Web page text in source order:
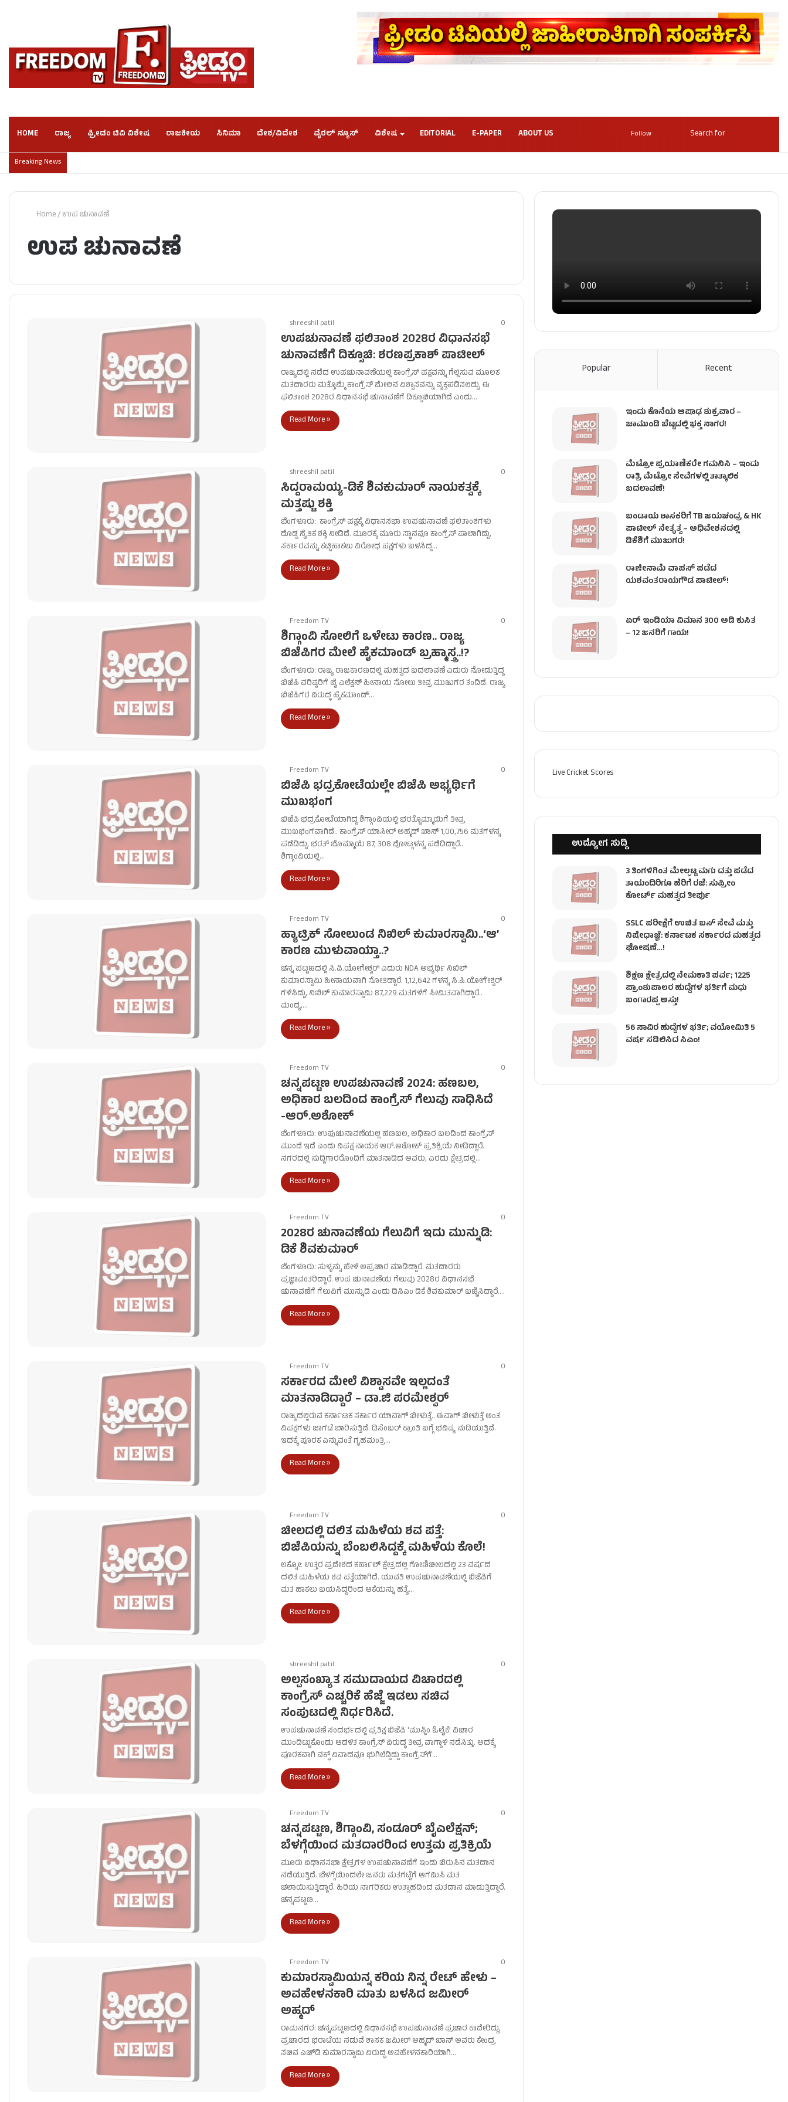
HOME ರಾಜ್ಯ ಫ್ರೀಡಂ ಟಿವಿ ವಿಶೇಷ ರಾಜಕೀಯ ಸಿನಿಮಾ ದೇಶ/ವಿದೇಶ ವೈರಲ್ ನ್ಯೂಸ್ ವಿಶೇಷ EDITORIAL E-PAPER ABOUT US Follow
Breaking News
Home/ಉಪ ಚುನಾವಣೆ
ಉಪ ಚುನಾವಣೆ
shreeshil patil 0
ಉಪಚುನಾವಣೆ ಫಲಿತಾಂಶ 2028ರ ವಿಧಾನಸಭೆ
ಚುನಾವಣೆಗೆ ದಿಕ್ಸೂಚಿ: ಶರಣಪ್ರಕಾಶ್ ಪಾಟೀಲ್
ರಾಜ್ಯದಲ್ಲಿ ನಡೆದ ಉಪಚುನಾವಣೆಯಲ್ಲಿ ಕಾಂಗ್ರೆಸ್ ಪಕ್ಷವನ್ನು ಗೆಲ್ಲಿಸುವ ಮೂಲಕ
ಮತದಾರರು ಮತ್ತೊಮ್ಮೆ ಕಾಂಗ್ರೆಸ್ ಮೇಲಿನ ವಿಶ್ವಾಸವನ್ನು ವ್ಯಕ್ತಪಡಿಸಲಿದ್ದು, ಈ
ಫಲಿತಾಂಶ 2028ರ ವಿಧಾನಸಭೆ ಚುನಾವಣೆಗೆ ದಿಕ್ಸೂಚಿಯಾಗಿದೆ ಎಂದು…
Read More »
shreeshil patil 0
ಸಿದ್ದರಾಮಯ್ಯ-ಡಿಕೆ ಶಿವಕುಮಾರ್ ನಾಯಕತ್ವಕ್ಕೆ
ಮತ್ತಷ್ಟು ಶಕ್ತಿ
ಬೆಂಗಳೂರು: ಕಾಂಗ್ರೆಸ್ ಪಕ್ಷಕ್ಕೆ ವಿಧಾನಸಭಾ ಉಪಚುನಾವಣೆ ಫಲಿತಾಂಶಗಳು
ದೊಡ್ಡ ನೈತಿಕ ಶಕ್ತಿ ನೀಡಿದೆ. ಮೂರಕ್ಕೆ ಮೂರು ಸ್ಥಾನವೂ ಕಾಂಗ್ರೆಸ್ ಪಾಲಾಗಿದ್ದು,
ಸರ್ಕಾರವನ್ನು ಕಟ್ಟಿಹಾಕಲು ವಿರೋಧ ಪಕ್ಷಗಳು ಬಳಸಿದ್ದ…
Read More »
Freedom TV 0
ಶಿಗ್ಗಾಂವಿ ಸೋಲಿಗೆ ಒಳೇಟು ಕಾರಣ.. ರಾಜ್ಯ
ಬಿಜೆಪಿಗರ ಮೇಲೆ ಹೈಕಮಾಂಡ್ ಬ್ರಹ್ಮಾಸ್ತ್ರ..!?
ಬೆಂಗಳೂರು: ರಾಜ್ಯ ರಾಜಕಾರಣದಲ್ಲಿ ಮಹತ್ವದ ಬದಲಾವಣೆ ಎದುರು ನೋಡುತ್ತಿದ್ದ
ಬಿಜೆಪಿ ವರಿಷ್ಠರಿಗೆ ಬೈ ಎಲೆಕ್ಷನ್ ಹೀನಾಯ ಸೋಲು ತೀವ್ರ ಮುಜುಗರ ತಂದಿದೆ. ರಾಜ್ಯ
ಬಿಜೆಪಿಗರ ವಿರುದ್ಧ ಹೈಕಮಾಂಡ್…
Read More »
Freedom TV 0
ಬಿಜೆಪಿ ಭದ್ರಕೋಟೆಯಲ್ಲೇ ಬಿಜೆಪಿ ಅಭ್ಯರ್ಥಿಗೆ
ಮುಖಭಂಗ
ಬಿಜೆಪಿ ಭದ್ರಕೋಟೆಯಾಗಿದ್ದ ಶಿಗ್ಗಾಂವಿಯಲ್ಲಿ ಭರತ್ಬೊಮ್ಮಾಯಿಗೆ ತೀವ್ರ
ಮುಖಭಂಗವಾಗಿದೆ.. ಕಾಂಗ್ರೆಸ್ ಯಾಸೀರ್ ಅಹ್ಮದ್ ಖಾನ್ 1,00,756 ಮತಗಳನ್ನ
ಪಡೆದಿದ್ದು, ಭರತ್ ಬೊಮ್ಮಾಯಿ 87, 308 ವೋಟ್ಗಳನ್ನ ಪಡೆದಿದ್ದಾರೆ..
ಶಿಗ್ಗಾಂವಿಯಲ್ಲಿ…
Read More »
Freedom TV 0
ಹ್ಯಾಟ್ರಿಕ್ ಸೋಲುಂಡ ನಿಖಿಲ್ ಕುಮಾರಸ್ವಾಮಿ..‘ಆ’
ಕಾರಣ ಮುಳುವಾಯ್ತಾ..?
ಚನ್ನ ಪಟ್ಟಣದಲ್ಲಿ ಸಿ.ಪಿ.ಯೋಗೇಶ್ವರ್ ಎದುರು NDA ಅಭ್ಯರ್ಥಿ ನಿಖಿಲ್
ಕುಮಾರಸ್ವಾಮಿ ಹೀನಾಯವಾಗಿ ಸೋತಿದ್ದಾರೆ. 1,12,642 ಗಳನ್ನ ಸಿ.ಪಿ.ಯೋಗೇಶ್ವರ್
ಗಳಿಸಿದ್ದು, ನಿಖಿಲ್ ಕುಮಾರಸ್ವಾಮಿ 87,229 ಮತಗಳಿಗೆ ಸೀಮಿತವಾಗಿದ್ದಾರೆ..
ಮಂಡ್ಯ,…
Read More »
Freedom TV 0
ಚನ್ನಪಟ್ಟಣ ಉಪಚುನಾವಣೆ 2024: ಹಣಬಲ,
ಅಧಿಕಾರ ಬಲದಿಂದ ಕಾಂಗ್ರೆಸ್ ಗೆಲುವು ಸಾಧಿಸಿದೆ
-ಆರ್.ಅಶೋಕ್
ಬೆಂಗಳೂರು: ಉಪುಚುನಾವಣೆಯಲ್ಲಿ ಹಣಬಲ, ಅಧಿಕಾರ ಬಲದಿಂದ ಕಾಂಗ್ರೆಸ್
ಮುಂದೆ ಇದೆ ಎಂದು ವಿಪಕ್ಷ ನಾಯಕ ಆರ್.ಅಶೋಕ್ ಪ್ರತಿಕ್ರಿಯೆ ನೀಡಿದ್ದಾರೆ.
ನಗರದಲ್ಲಿ ಸುದ್ದಿಗಾರರೊಂದಿಗೆ ಮಾತನಾಡಿದ ಅವರು, ಎರಡು ಕ್ಷೇತ್ರದಲ್ಲಿ…
Read More »
Freedom TV 0
2028ರ ಚುನಾವಣೆಯ ಗೆಲುವಿಗೆ ಇದು ಮುನ್ನುಡಿ:
ಡಿಕೆ ಶಿವಕುಮಾರ್‌
ಬೆಂಗಳೂರು: ಸುಳ್ಳನ್ನು ಹೇಳಿ ಅಪ್ರಚಾರ ಮಾಡಿದ್ದಾರೆ. ಮತದಾರರು
ಪ್ರಜ್ಞಾವಂತರಿದ್ದಾರೆ. ಉಪ ಚುನಾವಣೆಯ ಗೆಲುವು 2028ರ ವಿಧಾನಸಭೆ
ಚುನಾವಣೆಗೆ ಗೆಲುವಿಗೆ ಮುನ್ನುಡಿ ಎಂದು ಡಿಸಿಎಂ ಡಿಕೆ ಶಿವಕುಮಾರ್‌ ಬಣ್ಣಿಸಿದ್ದಾರೆ.…
Read More »
Freedom TV 0
ಸರ್ಕಾರದ ಮೇಲೆ ವಿಶ್ವಾಸವೇ ಇಲ್ಲದಂತೆ
ಮಾತನಾಡಿದ್ದಾರೆ – ಡಾ.ಜಿ ಪರಮೇಶ್ವರ್
ರಾಜ್ಯದಲ್ಲಿರುವ ಕರ್ನಾಟಕ ಸರ್ಕಾರ ಯಾವಾಗ್ ಬೀಳುತ್ತೆ.. ಈವಾಗ್ ಬೀಳುತ್ತೆ ಅಂತ
ವಿಪಕ್ಷಗಳು ಜಾಗಟೆ ಬಾರಿಸುತ್ತಿವೆ. ಡಿಸೆಂಬರ್ ಕ್ರಾಂತಿ ಬಗ್ಗೆ ಭವಿಷ್ಯ ನುಡಿಯುತ್ತಿವೆ.
ಇದಕ್ಕೆ ಪೂರಕ ಎನ್ನುವಂತೆ ಗೃಹಮಂತ್ರಿ…
Read More »
Freedom TV 0
ಚೀಲದಲ್ಲಿ ದಲಿತ ಮಹಿಳೆಯ ಶವ ಪತ್ತೆ:
ಬಿಜೆಪಿಯನ್ನು ಬೆಂಬಲಿಸಿದ್ದಕ್ಕೆ ಮಹಿಳೆಯ ಕೊಲೆ!
ಲಕ್ನೋ: ಉತ್ತರ ಪ್ರದೇಶದ ಕರ್ಹಾಲ್ ಕ್ಷೇತ್ರದಲ್ಲಿ ಗೋಣಿಚೀಲದಲ್ಲಿ 23 ವರ್ಷದ
ದಲಿತ ಮಹಿಳೆಯ ಶವ ಪತ್ತೆಯಾಗಿದೆ. ಯುವತಿ ಉಪಚುನಾವಣೆಯಲ್ಲಿ ಬಿಜೆಪಿಗೆ
ಮತ ಹಾಕಲು ಬಯಸಿದ್ದರಿಂದ ಆಕೆಯನ್ನು ಹತ್ಯೆ…
Read More »
shreeshil patil 0
ಅಲ್ಪಸಂಖ್ಯಾತ ಸಮುದಾಯದ ವಿಚಾರದಲ್ಲಿ
ಕಾಂಗ್ರೆಸ್ ಎಚ್ಚರಿಕೆ ಹೆಜ್ಜೆ ಇಡಲು ಸಚಿವ
ಸಂಪುಟದಲ್ಲಿ ನಿರ್ಧರಿಸಿದೆ.
ಉಪಚುನಾವಣೆ ಸಂದರ್ಭದಲ್ಲಿ ಪ್ರತಿಕ್ಷ ಬಿಜೆಪಿ ‘ಮುಸ್ಲಿಂ ಓಲೈಕೆ’ ವಿಚಾರ
ಮುಂದಿಟ್ಟುಕೊಂಡು ಆಡಳಿತ ಕಾಂಗ್ರೆಸ್ ವಿರುದ್ಧ ತೀವ್ರ ವಾಗ್ದಾಳಿ ನಡೆಸಿತ್ತು. ಅದಕ್ಕೆ
ಪೂರಕವಾಗಿ ವಕ್ಫ್ ವಿವಾದವೂ ಭುಗಿಲೆದ್ದಿದ್ದು ಕಾಂಗ್ರೆಸ್​ಗೆ…
Read More »
Freedom TV 0
ಚನ್ನಪಟ್ಟಣ, ಶಿಗ್ಗಾಂವಿ, ಸಂಡೂರ್ ಬೈಎಲೆಕ್ಷನ್;
ಬೆಳಗ್ಗೆಯಿಂದ ಮತದಾರರಿಂದ ಉತ್ತಮ ಪ್ರತಿಕ್ರಿಯೆ
ಮೂರು ವಿಧಾನಸಭಾ ಕ್ಷೇತ್ರಗಳ ಉಪಚುನಾವಣೆಗೆ ಇಂದು ಬಿರುಸಿನ ಮತದಾನ
ನಡೆಯುತ್ತಿದೆ. ಬೆಳಗ್ಗೆಯಿಂದಲೇ ಜನರು ಮತಗಟ್ಟೆಗೆ ಆಗಮಿಸಿ ಮತ
ಚಲಾಯಿಸುತ್ತಿದ್ದಾರೆ. ಹಿರಿಯ ನಾಗರಿಕರು ಉತ್ಸಾಹದಿಂದ ಮತದಾನ ಮಾಡುತ್ತಿದ್ದಾರೆ.
ಚನ್ನಪಟ್ಟಣ…
Read More »
Freedom TV 0
ಕುಮಾರಸ್ವಾಮಿಯನ್ನ ಕರಿಯ ನಿನ್ನ ರೇಟ್ ಹೇಳು –
ಅವಹೇಳನಕಾರಿ ಮಾತು ಬಳಸಿದ ಜಮೀರ್‌
ಅಹ್ಮದ್‌
ರಾಮನಗರ: ಚನ್ನಪಟ್ಟಣದಲ್ಲಿ ವಿಧಾನಸಭೆ ಉಪಚುನಾವಣೆ ಪ್ರಚಾರ ಕಾವೇರಿದ್ದು,
ಪ್ರಚಾರದ ಭರಾಟೆಯ ನಡುವೆ ಶಾಸಕ ಜಮೀರ್‌ ಅಹ್ಮದ್‌ ಖಾನ್‌ ಅವರು ಕೇಂದ್ರ
ಸಚಿವ ಎಚ್‌ಡಿ ಕುಮಾರಸ್ವಾಮಿ ವಿರುದ್ಧ ಅವಹೇಳನಕಾರಿಯಾಗಿ…
Read More »
Popular Recent
ಇಂದು ಕೊನೆಯ ಆಷಾಢ ಶುಕ್ರವಾರ –
ಚಾಮುಂಡಿ ಬೆಟ್ಟದಲ್ಲಿ ಭಕ್ತ ಸಾಗರ!
ಮೆಟ್ರೋ ಪ್ರಯಾಣಿಕರೇ ಗಮನಿಸಿ – ಇಂದು
ರಾತ್ರಿ ಮೆಟ್ರೋ ಸೇವೆಗಳಲ್ಲಿ ತಾತ್ಕಾಲಿಕ
ಬದಲಾವಣೆ!
ಬಂಡಾಯ ಶಾಸಕರಿಗೆ TB ಜಯಚಂದ್ರ & HK
ಪಾಟೀಲ್ ನೇತೃತ್ವ – ಅಧಿವೇಶನದಲ್ಲಿ
ಡಿಕೆಶಿಗೆ ಮುಜುಗರ!
ರಾಜೀನಾಮೆ ವಾಪಸ್ ಪಡೆದ
ಯಶವಂತರಾಯಗೌಡ ಪಾಟೀಲ್‌!
ಏರ್ ಇಂಡಿಯಾ ವಿಮಾನ 300 ಅಡಿ ಕುಸಿತ
– 12 ಜನರಿಗೆ ಗಾಯ!
Live Cricket Scores
ಉದ್ಯೋಗ ಸುದ್ದಿ
3 ತಿಂಗಳಿಗಿಂತ ಮೇಲ್ಪಟ್ಟ ಮಗು ದತ್ತು ಪಡೆದ
ತಾಯಂದಿರಿಗೂ ಹೆರಿಗೆ ರಜೆ: ಸುಪ್ರೀಂ
ಕೋರ್ಟ್ ಮಹತ್ವದ ತೀರ್ಪು
SSLC ಪರೀಕ್ಷೆಗೆ ಉಚಿತ ಬಸ್ ಸೇವೆ ಮತ್ತು
ನಿಷೇಧಾಜ್ಞೆ: ಕರ್ನಾಟಕ ಸರ್ಕಾರದ ಮಹತ್ವದ
ಘೋಷಣೆ…!
ಶಿಕ್ಷಣ ಕ್ಷೇತ್ರದಲ್ಲಿ ನೇಮಕಾತಿ ಪರ್ವ; 1225
ಪ್ರಾಂಶುಪಾಲರ ಹುದ್ದೆಗಳ ಭರ್ತಿಗೆ ಮಧು
ಬಂಗಾರಪ್ಪ ಅಸ್ತು!
56 ಸಾವಿರ ಹುದ್ದೆಗಳ ಭರ್ತಿ; ವಯೋಮಿತಿ 5
ವರ್ಷ ಸಡಿಲಿಸಿದ ಸಿಎಂ!